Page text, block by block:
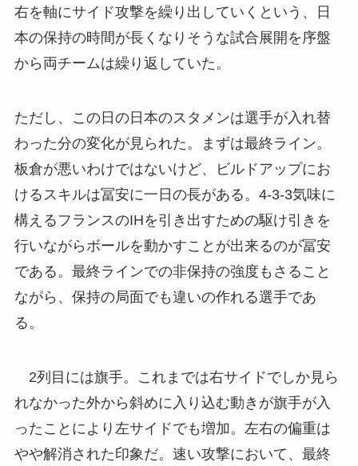
右を軸にサイド攻撃を繰り出していくという、日
本の保持の時間が長くなりそうな試合展開を序盤
から両チームは繰り返していた。
ただし、この日の日本のスタメンは選手が入れ替
わった分の変化が見られた。まずは最終ライン。
板倉が悪いわけではないけど、ビルドアップにお
けるスキルは冨安に一日の長がある。4-3-3気味に
構えるフランスのIHを引き出すための駆け引きを
行いながらボールを動かすことが出来るのが冨安
である。最終ラインでの非保持の強度もさること
ながら、保持の局面でも違いの作れる選手であ
る。
2列目には旗手。これまでは右サイドでしか見ら
れなかった外から斜めに入り込む動きが旗手が入
ったことにより左サイドでも増加。左右の偏重は
やや解消された印象だ。速い攻撃において、最終